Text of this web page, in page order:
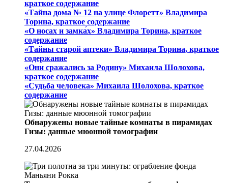
краткое содержание
«Тайна дома № 12 на улице Флоретт» Владимира
Торина, краткое содержание
«О носах и замка́х» Владимира Торина, краткое
содержание
«Тайны старой аптеки» Владимира Торина, краткое
содержание
«Они сражались за Родину» Михаила Шолохова,
краткое содержание
«Судьба человека» Михаила Шолохова, краткое
содержание
Обнаружены новые тайные комнаты в пирамидах
Гизы: данные мюонной томографии
27.04.2026